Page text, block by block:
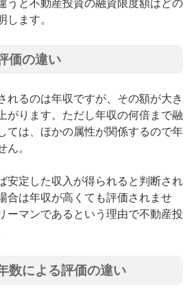
うと不動産投資の融資限度額はどの
します。
価の違い
れるのは年収ですが、その額が大き
がります。ただし年収の何倍まで融
ては、ほかの属性が関係するので年
ん。
安定した収入が得られると判断され
合は年収が高くても評価されませ
ーマンであるという理由で不動産投
数による評価の違い